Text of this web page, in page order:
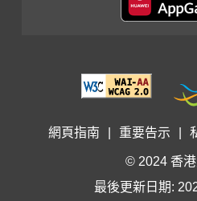
網頁指南 重要告示
© 2024 香
最後更新日期: